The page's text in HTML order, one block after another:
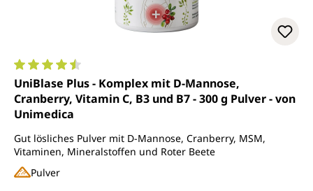
Durchschnittliche Bewertung von 4.5 von 5 Sternen
UniBlase Plus - Komplex mit D-Mannose,
Cranberry, Vitamin C, B3 und B7 - 300 g Pulver - von
Unimedica
Gut lösliches Pulver mit D-Mannose, Cranberry, MSM,
Vitaminen, Mineralstoffen und Roter Beete
Pulver